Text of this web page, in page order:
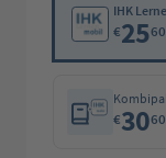
IHK
€2560
€3060